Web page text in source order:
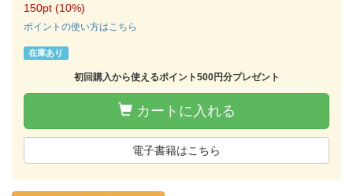
150pt (10%)
ポイントの使い方はこちら
在庫あり
初回購入から使えるポイント500円分プレゼント
カートに入れる
電子書籍はこちら